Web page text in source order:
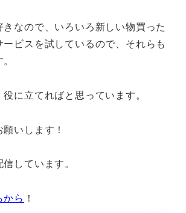
きなので、いろいろ新しい物買った
ービスを試しているので、それらも
に立てればと思っています。
いします！
しています。
から ！